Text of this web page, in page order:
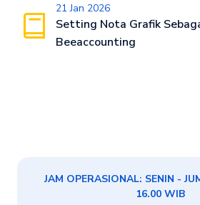
21 Jan 2026
Setting Nota Grafik
Beeaccounting
JAM OPERASIONAL: SENIN -
16.00 WIB